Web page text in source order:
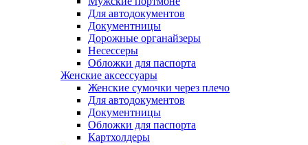
Для автодокументов
Документницы
Дорожные органайзеры
Несессеры
Обложки для паспорта
Женские аксессуары
Женские сумочки через плечо
Для автодокументов
Документницы
Обложки для паспорта
Картхолдеры